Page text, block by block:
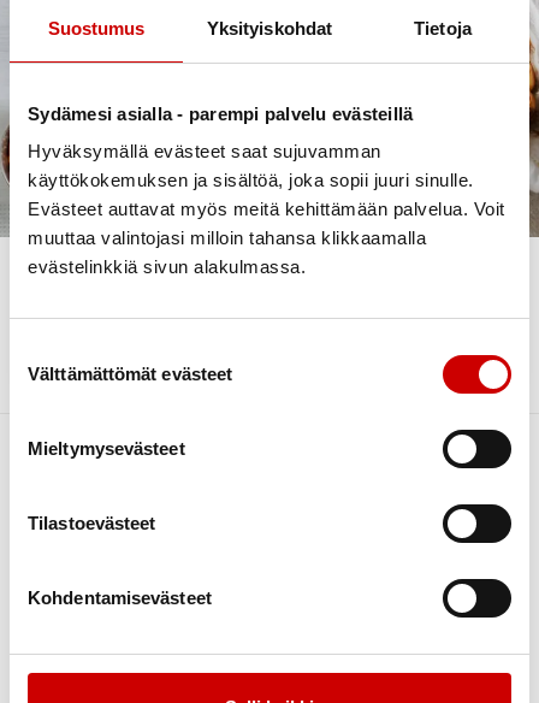
Suostumus Yksityiskohdat Tietoja
Sydämesi asialla - parempi palvelu evästeillä
Hyväksymällä evästeet saat sujuvamman
käyttökokemuksen ja sisältöä, joka sopii juuri sinulle.
Evästeet auttavat myös meitä kehittämään palvelua. Voit
muuttaa valintojasi milloin tahansa klikkaamalla
evästelinkkiä sivun alakulmassa.
Välttämättömät evästeet
Mieltymysevästeet
Tilastoevästeet
Kohdentamisevästeet
Sydänkerho
Sydänkerho kokoontuu syys-toukokuussa aina
kuukauden ensimmäisenä maanantaina Nivalan
Vierailevia luennoitsijoita, musiikkia, yhteislaulua ja